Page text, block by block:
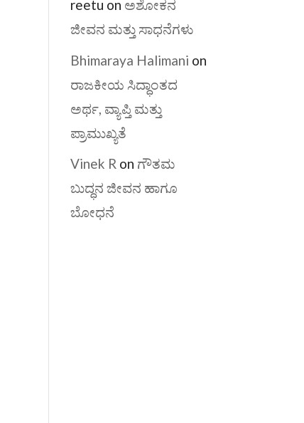
reetu on ಅಶೋಕನ
ಜೀವನ ಮತ್ತು ಸಾಧನೆಗಳು
Bhimaraya Halimani on
ರಾಜಕೀಯ ಸಿದ್ಧಾಂತದ
ಅರ್ಥ, ವ್ಯಾಪ್ತಿ ಮತ್ತು
ಪ್ರಾಮುಖ್ಯತೆ
Vinek R on ಗೌತಮ
ಬುದ್ಧನ ಜೀವನ ಹಾಗೂ
ಬೋಧನೆ